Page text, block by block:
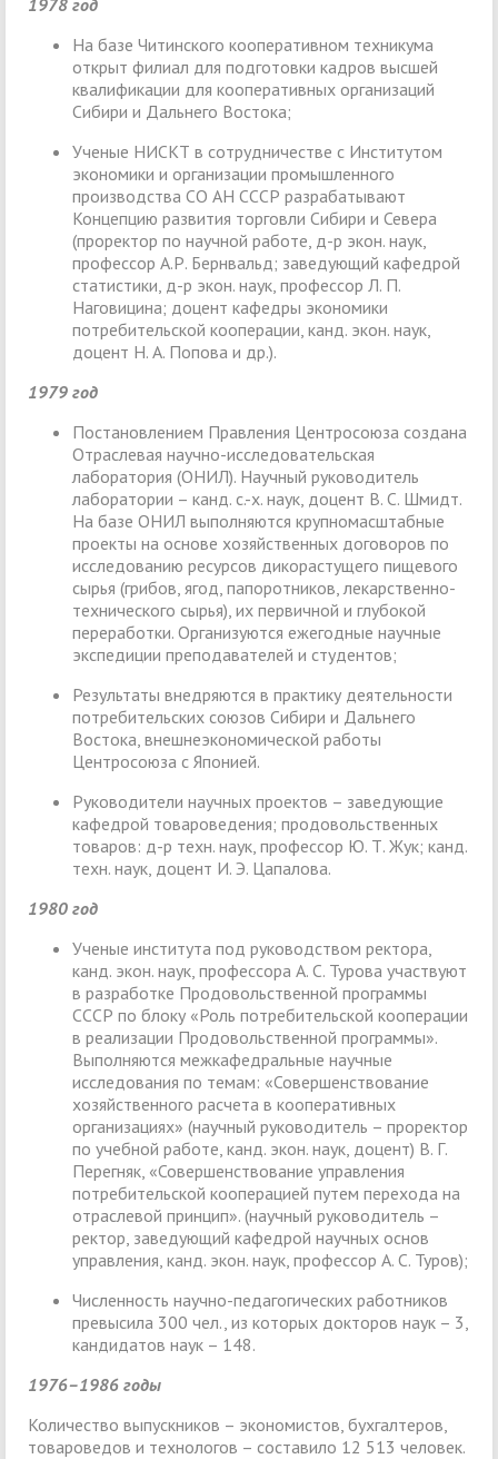
На базе Читинского кооперативном техникума
открыт филиал для подготовки кадров высшей
квалификации для кооперативных организаций
Сибири и Дальнего Востока;
Ученые НИСКТ в сотрудничестве с Институтом
экономики и организации промышленного
производства СО АН СССР разрабатывают
Концепцию развития торговли Сибири и Севера
(проректор по научной работе, д-р экон. наук,
профессор А.Р. Бернвальд; заведующий кафедрой
статистики, д-р экон. наук, профессор Л. П.
Наговицина; доцент кафедры экономики
потребительской кооперации, канд. экон. наук,
доцент Н. А. Попова и др.).
1979 год
Постановлением Правления Центросоюза создана
Отраслевая научно-исследовательская
лаборатория (ОНИЛ). Научный руководитель
лаборатории – канд. с.-х. наук, доцент В. С. Шмидт.
На базе ОНИЛ выполняются крупномасштабные
проекты на основе хозяйственных договоров по
исследованию ресурсов дикорастущего пищевого
сырья (грибов, ягод, папоротников, лекарственно-
технического сырья), их первичной и глубокой
переработки. Организуются ежегодные научные
экспедиции преподавателей и студентов;
Результаты внедряются в практику деятельности
потребительских союзов Сибири и Дальнего
Востока, внешнеэкономической работы
Центросоюза с Японией.
Руководители научных проектов – заведующие
кафедрой товароведения; продовольственных
товаров: д-р техн. наук, профессор Ю. Т. Жук; канд.
техн. наук, доцент И. Э. Цапалова.
1980 год
Ученые института под руководством ректора,
канд. экон. наук, профессора А. С. Турова участвуют
в разработке Продовольственной программы
СССР по блоку «Роль потребительской кооперации
в реализации Продовольственной программы».
Выполняются межкафедральные научные
исследования по темам: «Совершенствование
хозяйственного расчета в кооперативных
организациях» (научный руководитель – проректор
по учебной работе, канд. экон. наук, доцент) В. Г.
Перегняк, «Совершенствование управления
потребительской кооперацией путем перехода на
отраслевой принцип». (научный руководитель –
ректор, заведующий кафедрой научных основ
управления, канд. экон. наук, профессор А. С. Туров);
Численность научно-педагогических работников
превысила 300 чел., из которых докторов наук – 3,
кандидатов наук – 148.
1976–1986 годы
Количество выпускников – экономистов, бухгалтеров,
товароведов и технологов – составило 12 513 человек.